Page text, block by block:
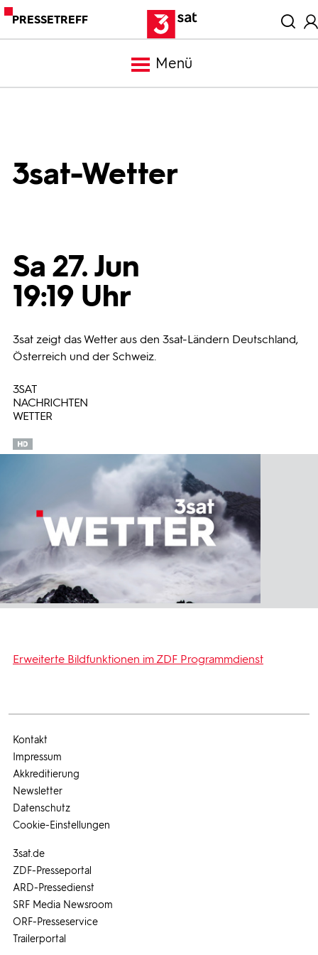
PRESSETREFF
Menü
Programmwochen
3sat-Wetter
Sa 27. Jun
19:19 Uhr
3sat zeigt das Wetter aus den 3sat-Ländern Deutschland,
Österreich und der Schweiz.
3SAT
NACHRICHTEN
WETTER
Erweiterte Bildfunktionen im ZDF Programmdienst
3sat.de
ZDF-Presseportal
ARD-Pressedienst
SRF Media Newsroom
ORF-Presseservice
Trailerportal
Kontakt
Impressum
Akkreditierung
Newsletter
Datenschutz
Cookie-Einstellungen